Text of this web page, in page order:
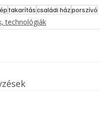
takarításcsaládi házporszívó
technológiák